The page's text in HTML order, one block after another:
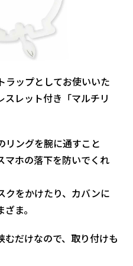
ラップとしてお使いいた
スレット付き「マルチリ
リングを腕に通すこと
マホの落下を防いでくれ
クをかけたり、カバンに
ま。
だけなので、取り付けも